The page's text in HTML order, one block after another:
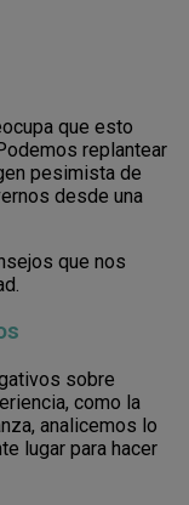
que esto
replantear
pesimista de
desde una
que nos
sobre
como la
analicemos lo
lugar para hacer